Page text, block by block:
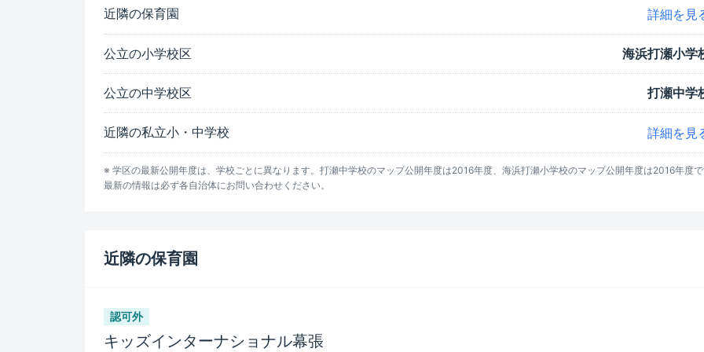
近隣の保育園 詳細を見
公立の小学校区 海浜打瀬小学
公立の中学校区 打瀬中学
近隣の私立小・中学校 詳細を見
※ 学区の最新公開年度は、学校ごとに異なります。打瀬中学校のマップ公開年度は2016年度、海浜打瀬小学校のマップ公開年度は2016年度で
最新の情報は必ず各自治体にお問い合わせください。
近隣の保育園
認可外
キッズインターナショナル幕張